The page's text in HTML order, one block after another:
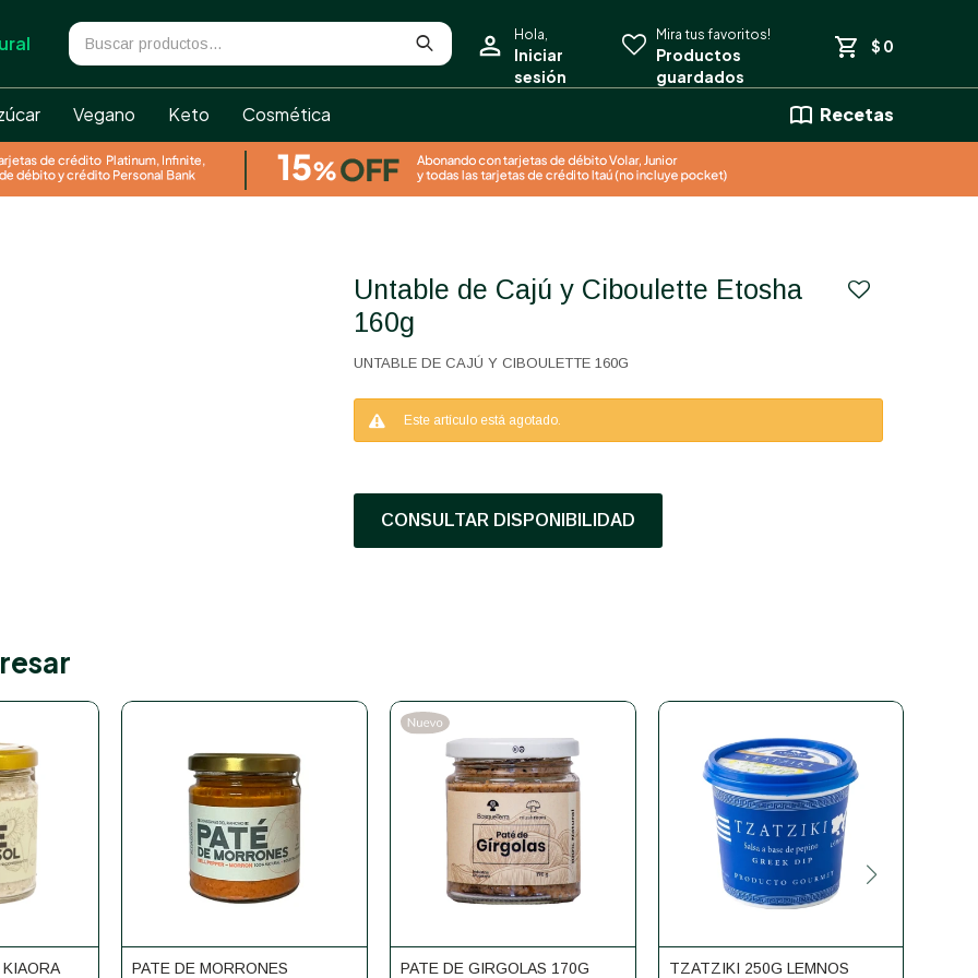
Vegano Keto Cosmética Recetas
$ 0
Untable de Cajú y Ciboulette Etosha
160g
UNTABLE DE CAJÚ Y CIBOULETTE 160G
Este artículo está agotado.
CONSULTAR DISPONIBILIDAD
PATE DE MORRONES
PATE DE GIRGOLAS 170G
TZATZIKI 250G LEMNOS